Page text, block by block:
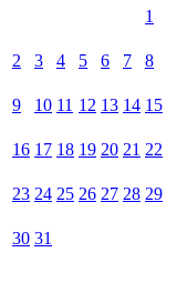
1
2 3 4 5 6 7 8
9 10 11 12 13 14 15
16 17 18 19 20 21 22
23 24 25 26 27 28 29
30 31